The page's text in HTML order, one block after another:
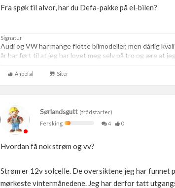
Fra spøk til alvor, har du Defa-pakke på el-bilen?
Signatur
Audi og VW har mange flotte bilmodeller, men dårlig
år har ført til at jeg har lovet meg selv på tro og ære at
Anbefal Siter
Sørlandsgutt(trådstarter)
Fersking
4 0
Hvordan få nok strøm og vv?
Strøm er 12v solcelle. De oversiktene jeg har funnet
mørkeste vintermånedene. Jeg har derfor tatt